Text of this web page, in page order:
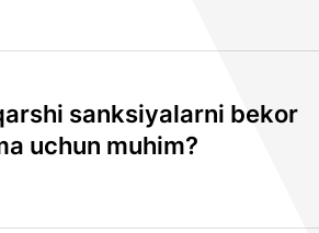
sanksiyalarni bekor
uchun muhim?